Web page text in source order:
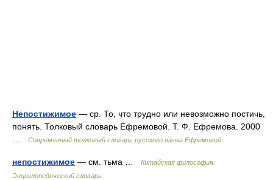
Непостижимое — ср. То, что трудно или невозможно постичь,
понять. Толковый словарь Ефремовой. Т. Ф. Ефремова. 2000
Современный толковый словарь русского языка Ефремовой
непостижимое — см. тьма …
Китайская философия.
Энциклопедический словарь.